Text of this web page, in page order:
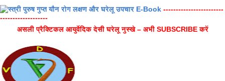
------------------------
-------------------
असली प्रैक्टिकल आयुर्वेदिक देसी घरेलू नुस्खे – अभी SUBSCRIBE करें